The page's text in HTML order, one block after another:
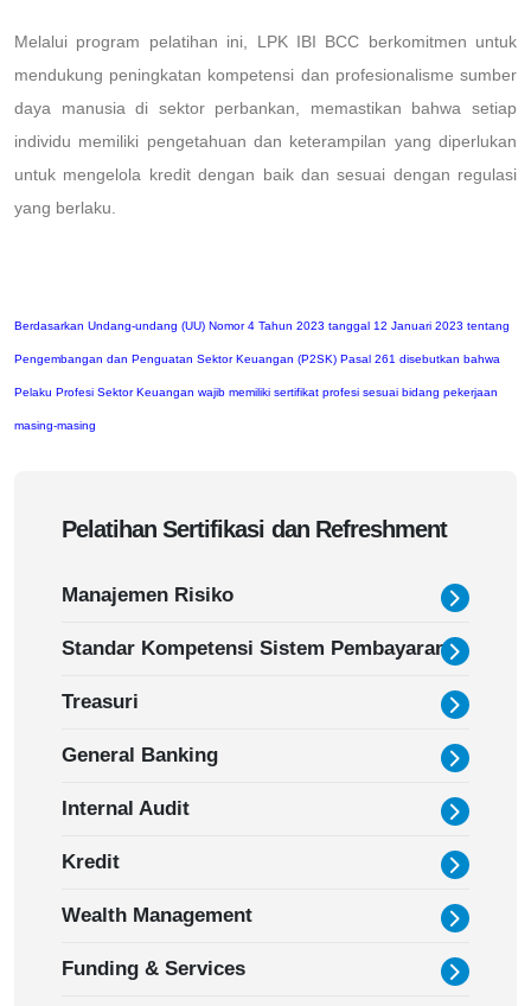
Pelatihan Sertifikasi dan Refreshment
Manajemen Risiko
Standar Kompetensi Sistem Pembayaran
Treasuri
General Banking
Internal Audit
Kredit
Wealth Management
Funding & Services
Melalui program pelatihan ini, LPK IBI BCC berkomitmen untuk
mendukung peningkatan kompetensi dan profesionalisme sumber
daya manusia di sektor perbankan, memastikan bahwa setiap
individu memiliki pengetahuan dan keterampilan yang diperlukan
untuk mengelola kredit dengan baik dan sesuai dengan regulasi
yang berlaku.
Berdasarkan Undang-undang (UU) Nomor 4 Tahun 2023 tanggal 12 Januari 2023 tentang
Pengembangan dan Penguatan Sektor Keuangan (P2SK) Pasal 261 disebutkan bahwa
Pelaku Profesi Sektor Keuangan wajib memiliki sertifikat profesi sesuai bidang pekerjaan
masing-masing